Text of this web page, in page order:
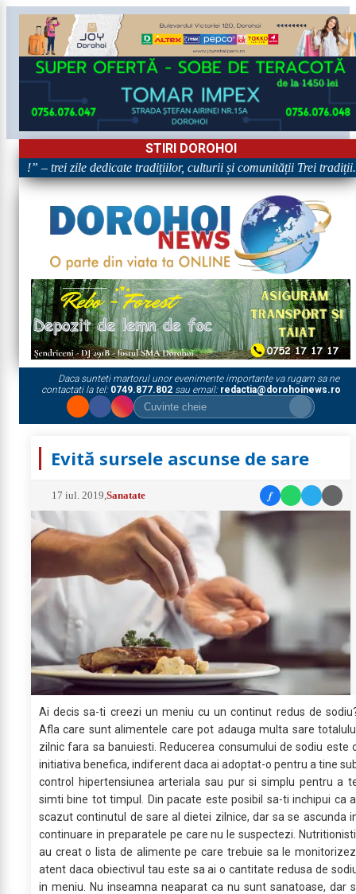
STIRI DOROHOI
– trei zile dedicate tradițiilor, culturii și comunității Trei tradiții.
Daca sunteti martorul unor evenimente importante va rugam sa ne
contactati la tel: 0749.877.802sau email: redactia@dorohoinews.ro
Evită sursele ascunse de sare
17 iul. 2019 ,Sanatate f
Ai decis sa-ti creezi un meniu cu un continut redus de
Afla care sunt alimentele care pot adauga multa sare
zilnic fara sa banuiesti. Reducerea consumului de sodiu este
initiativa benefica, indiferent daca ai adoptat-o pentru a tine
control hipertensiunea arteriala sau pur si simplu pentru a
simti bine tot timpul. Din pacate este posibil sa-ti inchipui ca
scazut continutul de sare al dietei zilnice, dar sa se ascunda
continuare in preparatele pe care nu le suspectezi.
au creat o lista de alimente pe care trebuie sa le
atent daca obiectivul tau este sa ai o cantitate redusa de
in meniu. Nu inseamna neaparat ca nu sunt sanatoase, dar